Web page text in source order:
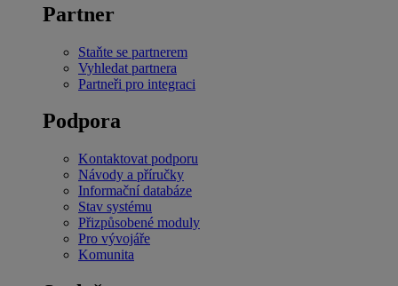
Partner
Staňte se partnerem
Vyhledat partnera
Partneři pro integraci
Podpora
Kontaktovat podporu
Návody a příručky
Informační databáze
Stav systému
Přizpůsobené moduly
Pro vývojáře
Komunita